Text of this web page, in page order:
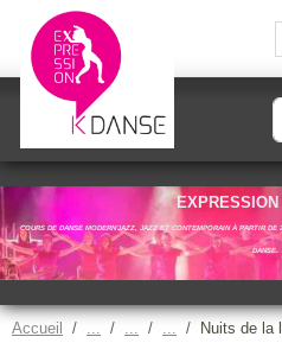
COURS DE DANSE MODERN'JAZZ, JAZZ ET CONTEMPORAIN À PARTIR
DANSE.
Accueil Nuits de la
Panneau de gestion des cookies